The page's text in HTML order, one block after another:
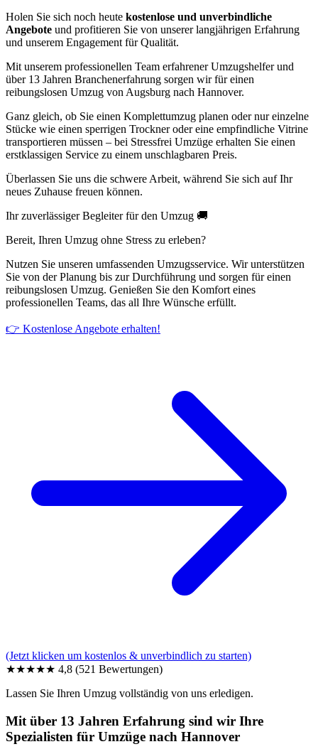
Holen Sie sich noch heute kostenlose und unverbindliche
Angebote und profitieren Sie von unserer langjährigen Erfahrung
und unserem Engagement für Qualität.
Mit unserem professionellen Team erfahrener Umzugshelfer und
über 13 Jahren Branchenerfahrung sorgen wir für einen
reibungslosen Umzug von Augsburg nach Hannover.
Ganz gleich, ob Sie einen Komplettumzug planen oder nur einzelne
Stücke wie einen sperrigen Trockner oder eine empfindliche Vitrine
transportieren müssen – bei Stressfrei Umzüge erhalten Sie einen
erstklassigen Service zu einem unschlagbaren Preis.
Überlassen Sie uns die schwere Arbeit, während Sie sich auf Ihr
neues Zuhause freuen können.
Ihr zuverlässiger Begleiter für den Umzug 🚚
Bereit, Ihren Umzug ohne Stress zu erleben?
Nutzen Sie unseren umfassenden Umzugsservice. Wir unterstützen
Sie von der Planung bis zur Durchführung und sorgen für einen
reibungslosen Umzug. Genießen Sie den Komfort eines
professionellen Teams, das all Ihre Wünsche erfüllt.
👉 Kostenlose Angebote erhalten!
(Jetzt klicken um kostenlos & unverbindlich zu starten)
★★★★★ 4,8 (521 Bewertungen)
Lassen Sie Ihren Umzug vollständig von uns erledigen.
Mit über 13 Jahren Erfahrung sind wir Ihre
Spezialisten für Umzüge nach Hannover